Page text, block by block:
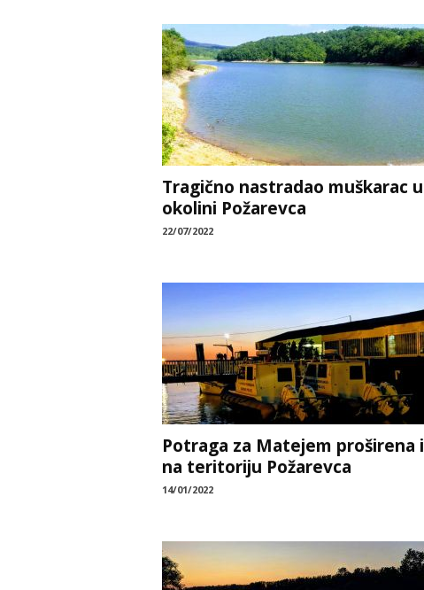
Tragično nastradao muškarac u
okolini Požarevca
22/07/2022
Potraga za Matejem proširena i
na teritoriju Požarevca
14/01/2022